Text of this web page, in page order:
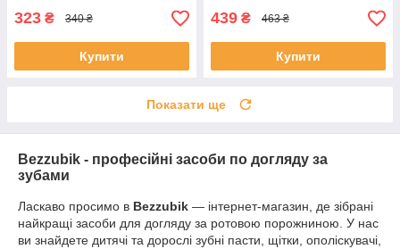
323 ₴ 340 ₴
Купити
439 ₴ 463 ₴
Купити
Показати ще
Bezzubik - професійні засоби по догляду за
зубами
Ласкаво просимо в Bezzubik — інтернет-магазин, де зібрані
найкращі засоби для догляду за ротовою порожниною. У нас
ви знайдете дитячі та дорослі зубні пасти, щітки, ополіскувачі,